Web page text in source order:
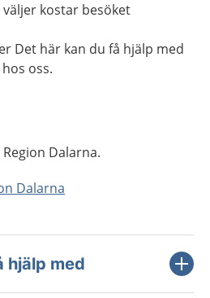
kostar besöket
Det här kan du få hjälp med
oss.
Dalarna.
Dalarna
hjälp med